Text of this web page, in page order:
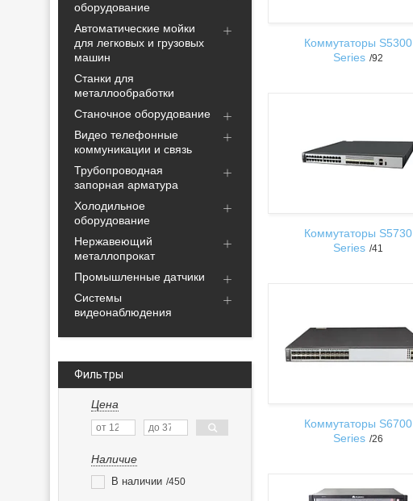
оборудование
Автоматические мойки
для легковых и грузовых
машин
Станки для
металлообработки
Станочное оборудование
Видео телефонные
коммуникации и связь
Трубопроводная
запорная арматура
Холодильное
оборудование
Нержавеющий
металлопрокат
Промышленные датчики
Системы
видеонаблюдения
Фильтры
Цена
Наличие
В наличии 450
Коммутаторы S5300
Series 92
Коммутаторы S5730
Series 41
Коммутаторы S6700
Series 26